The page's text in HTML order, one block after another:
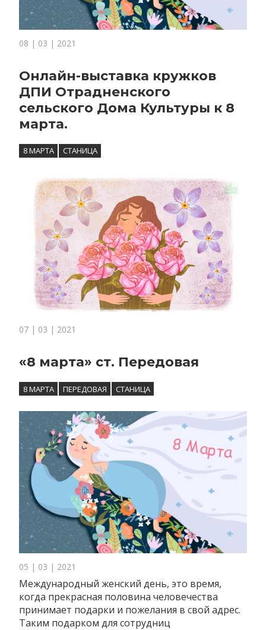
08 | 03 | 2021
Онлайн-выставка кружков
ДПИ Отрадненского
сельского Дома Культуры к 8
марта.
8 МАРТА СТАНИЦА
07 | 03 | 2021
«8 марта» ст. Передовая
8 МАРТА ПЕРЕДОВАЯ СТАНИЦА
05 | 03 | 2021
Международный женский день, это время,
когда прекрасная половина человечества
принимает подарки и пожелания в свой адрес.
Таким подарком для сотрудниц